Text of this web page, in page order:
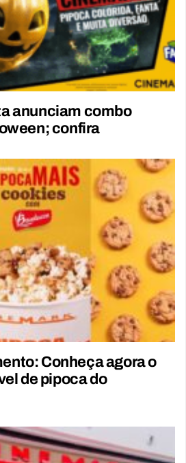
anunciam combo
confira
Conheça agora o
de pipoca do